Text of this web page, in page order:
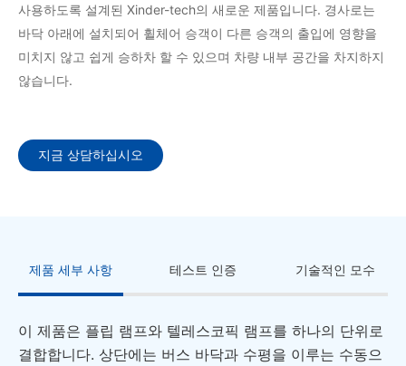
사용하도록 설계된 Xinder-tech의 새로운 제품입니다. 경사로는
바닥 아래에 설치되어 휠체어 승객이 다른 승객의 출입에 영향을
미치지 않고 쉽게 승하차 할 수 있으며 차량 내부 공간을 차지하지
않습니다.
지금 상담하십시오
제품 세부 사항 테스트 인증 기술적인 모수
이 제품은 플립 램프와 텔레스코픽 램프를 하나의 단위로
결합합니다. 상단에는 버스 바닥과 수평을 이루는 수동으